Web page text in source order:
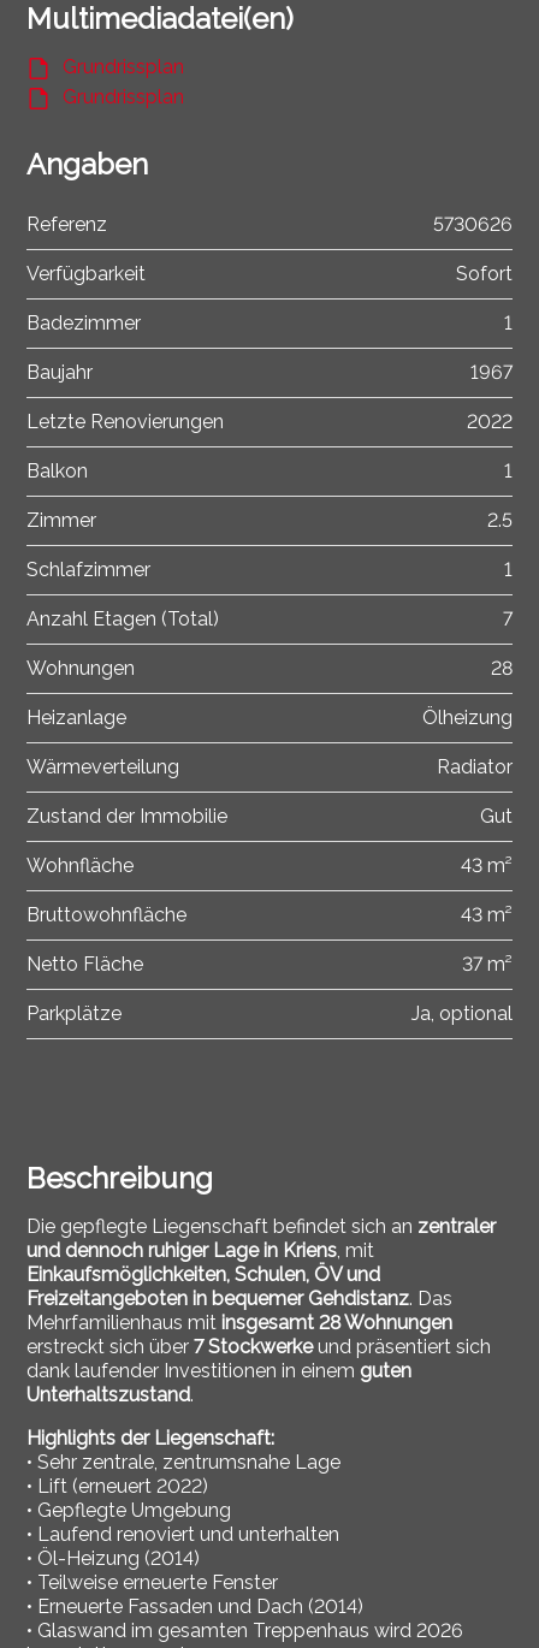
Beschreibung
Die gepflegte Liegenschaft befindet sich an zentraler
und dennoch ruhiger Lage in Kriens, mit
Einkaufsmöglichkeiten, Schulen, ÖV und
Freizeitangeboten in bequemer Gehdistanz. Das
Mehrfamilienhaus mit insgesamt 28 Wohnungen
erstreckt sich über7 Stockwerkeund präsentiert sich
dank laufender Investitionen in einem guten
Unterhaltszustand.
Highlights der Liegenschaft:
• Sehr zentrale, zentrumsnahe Lage
• Lift (erneuert 2022)
• Gepflegte Umgebung
• Laufend renoviert und unterhalten
• Öl-Heizung (2014)
• Teilweise erneuerte Fenster
• Erneuerte Fassaden und Dach (2014)
• Glaswand im gesamten Treppenhaus wird 2026
Multimediadatei(en)
Grundrissplan
Grundrissplan
Angaben
Referenz 5730626
Verfügbarkeit Sofort
Badezimmer 1
Baujahr 1967
Letzte Renovierungen 2022
Balkon 1
Zimmer 2.5
Schlafzimmer 1
Anzahl Etagen (Total) 7
Wohnungen 28
Heizanlage Ölheizung
Wärmeverteilung Radiator
Zustand der Immobilie Gut
Wohnfläche 43 m²
Bruttowohnfläche 43 m²
Netto Fläche 37 m²
Parkplätze Ja, optional